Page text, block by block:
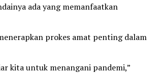
ada yang memanfaatkan
prokes amat penting dalam
kita untuk menangani pandemi,”